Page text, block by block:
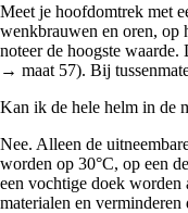
Meet je hoofdomtrek met
wenkbrauwen en oren, op
noteer de hoogste
→ maat 57). Bij
Kan ik de hele helm in de
Nee. Alleen de
worden op 30°C, op een
een vochtige doek worden
materialen en verminderen